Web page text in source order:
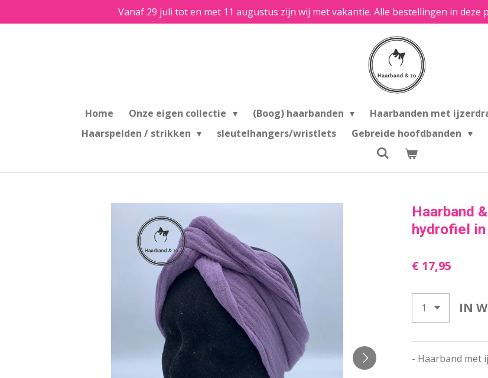
direct
Vanaf 29 juli tot en met 11 augustus zijn wij met vakantie. Alle bestellingen in
Home Onze eigen collectie (Boog) haarbanden Haarbanden met
Haarspelden / strikken
sleutelhangers/wristlets Gebreide hoofdbanden
Haarband
hydrofiel
€ 17,95
IN
- Haarband met